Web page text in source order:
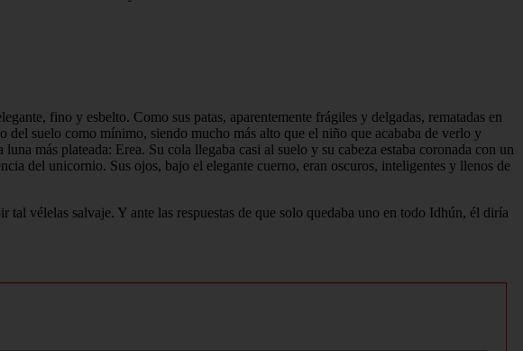
fino y esbelto. Como sus patas, aparentemente frágiles y delgadas, rematadas en
suelo como mínimo, siendo mucho más alto que el niño que acababa de verlo y
más plateada: Erea. Su cola llegaba casi al suelo y su cabeza estaba coronada con un
del unicornio. Sus ojos, bajo el elegante cuerno, eran oscuros, inteligentes y llenos de
vélelas salvaje. Y ante las respuestas de que solo quedaba uno en todo Idhún, él diría